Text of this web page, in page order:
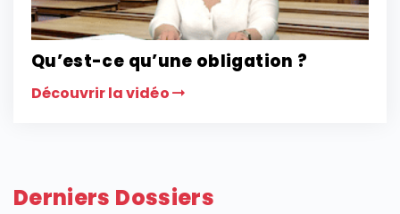
Qu’est-ce qu’une obligation ?
Découvrir la vidéo
Derniers Dossiers